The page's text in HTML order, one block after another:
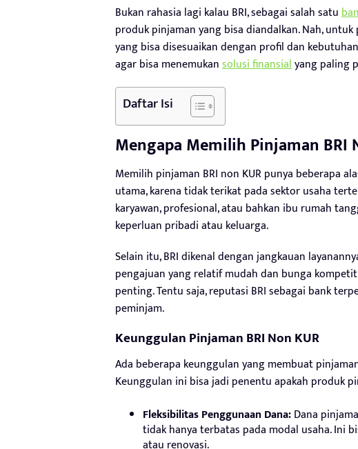
Bukan rahasia lagi kalau BRI, sebagai salah satu
produk pinjaman yang bisa diandalkan. Nah,
yang bisa disesuaikan dengan profil dan
agar bisa menemukansolusi finansialyang paling
Daftar Isi
Mengapa Memilih Pinjaman BRI
Memilih pinjaman BRI non KUR punya beberapa
utama, karena tidak terikat pada sektor usaha
karyawan, profesional, atau bahkan ibu rumah
keperluan pribadi atau keluarga.
Selain itu, BRI dikenal dengan jangkauan
pengajuan yang relatif mudah dan bunga
penting. Tentu saja, reputasi BRI sebagai bank
peminjam.
Keunggulan Pinjaman BRI Non KUR
Ada beberapa keunggulan yang membuat
Keunggulan ini bisa jadi penentu apakah produk
Fleksibilitas Penggunaan Dana:Dana
tidak hanya terbatas pada modal usaha. Ini
atau renovasi.